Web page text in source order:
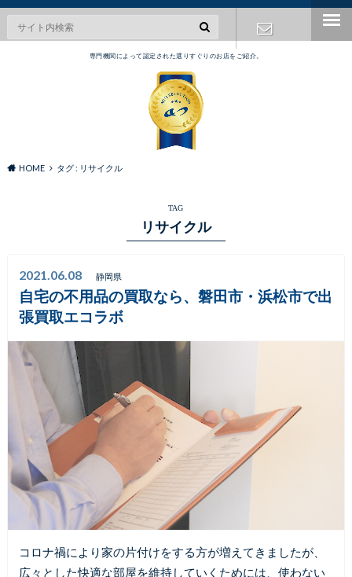
専門機関によって認定された選りすぐりのお店をご紹介。
HOME タグ : リサイクル
TAG
リサイクル
2021.06.08 静岡県
自宅の不用品の買取なら、磐田市・浜松市で出
張買取エコラボ
コロナ禍により家の片付けをする方が増えてきましたが、
広々とした快適な部屋を維持していくためには、使わない